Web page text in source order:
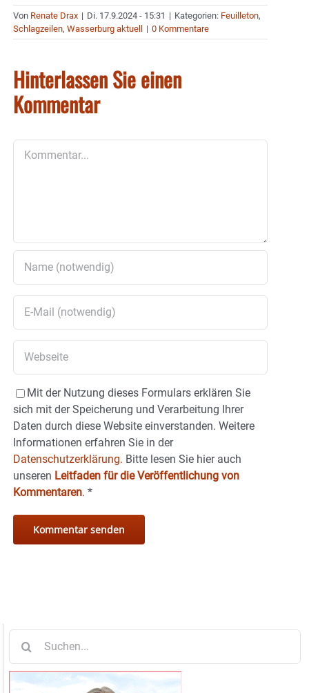
Von Renate Drax | Di. 17.9.2024 - 15:31 | Kategorien: Feuilleton,
Schlagzeilen, Wasserburg aktuell | 0 Kommentare
Hinterlassen Sie einen
Kommentar
Mit der Nutzung dieses Formulars erklären Sie
sich mit der Speicherung und Verarbeitung Ihrer
Daten durch diese Website einverstanden. Weitere
Informationen erfahren Sie in der
Datenschutzerklärung. Bitte lesen Sie hier auch
unseren Leitfaden für die Veröffentlichung von
Kommentaren. *
nach: